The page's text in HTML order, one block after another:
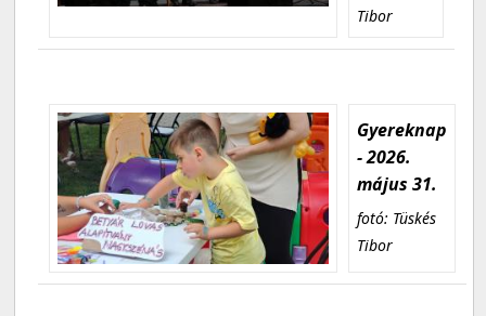
Tibor
Gyereknap
- 2026.
május 31.
fotó: Tüskés
Tibor